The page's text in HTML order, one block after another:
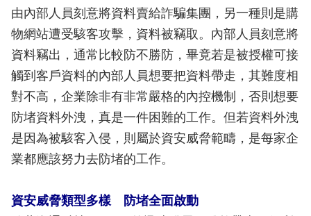
由內部人員刻意將資料賣給詐騙集團，另一種則是購
物網站遭受駭客攻擊，資料被竊取。內部人員刻意將
資料竊出，通常比較防不勝防，畢竟若是被授權可接
觸到客戶資料的內部人員想要把資料帶走，其難度相
對不高，企業除非有非常嚴格的內控機制，否則想要
防堵資料外洩，真是一件困難的工作。但若資料外洩
是因為被駭客入侵，則屬於資安威脅範疇，是每家企
業都應該努力去防堵的工作。
資安威脅類型多樣 防堵全面啟動